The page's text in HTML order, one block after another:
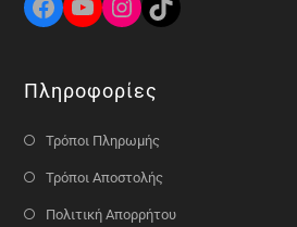
Πληροφορίες
Τρόποι Πληρωμής
Τρόποι Αποστολής
Πολιτική Απορρήτου